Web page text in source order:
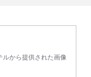
から提供された画像